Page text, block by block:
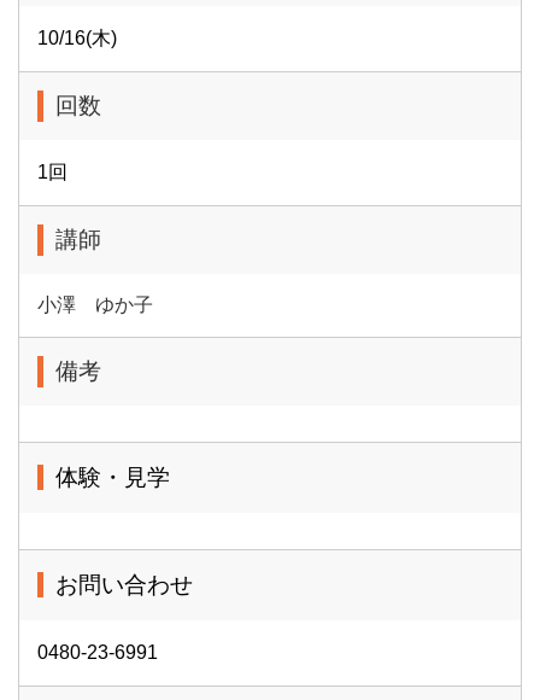
10/16(木)
回数
1回
講師
小澤 ゆか子
備考
体験・見学
お問い合わせ
0480-23-6991